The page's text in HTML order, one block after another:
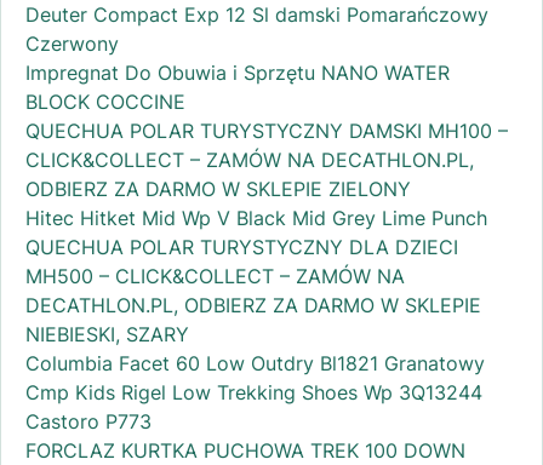
Deuter Compact Exp 12 Sl damski Pomarańczowy
Czerwony
Impregnat Do Obuwia i Sprzętu NANO WATER
BLOCK COCCINE
QUECHUA POLAR TURYSTYCZNY DAMSKI MH100 –
CLICK&COLLECT – ZAMÓW NA DECATHLON.PL,
ODBIERZ ZA DARMO W SKLEPIE ZIELONY
Hitec Hitket Mid Wp V Black Mid Grey Lime Punch
QUECHUA POLAR TURYSTYCZNY DLA DZIECI
MH500 – CLICK&COLLECT – ZAMÓW NA
DECATHLON.PL, ODBIERZ ZA DARMO W SKLEPIE
NIEBIESKI, SZARY
Columbia Facet 60 Low Outdry Bl1821 Granatowy
Cmp Kids Rigel Low Trekking Shoes Wp 3Q13244
Castoro P773
FORCLAZ KURTKA PUCHOWA TREK 100 DOWN